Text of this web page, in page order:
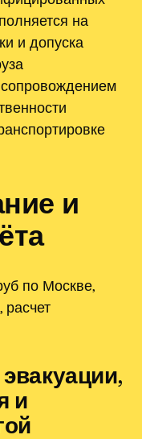
на
и допуска
сопровождением
и
по Москве,
и